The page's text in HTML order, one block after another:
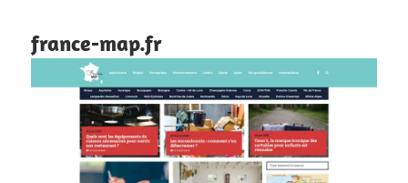
france-map.fr